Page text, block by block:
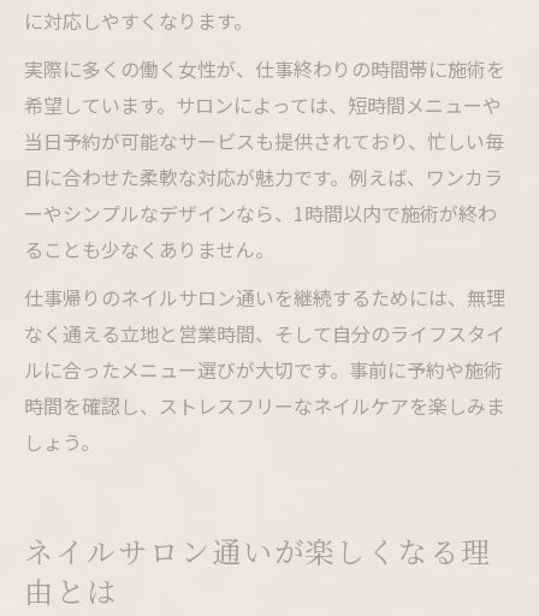
に対応しやすくなります。
実際に多くの働く女性が、仕事終わりの時間帯に施術を
希望しています。サロンによっては、短時間メニューや
当日予約が可能なサービスも提供されており、忙しい毎
日に合わせた柔軟な対応が魅力です。例えば、ワンカラ
ーやシンプルなデザインなら、1時間以内で施術が終わ
ることも少なくありません。
仕事帰りのネイルサロン通いを継続するためには、無理
なく通える立地と営業時間、そして自分のライフスタイ
ルに合ったメニュー選びが大切です。事前に予約や施術
時間を確認し、ストレスフリーなネイルケアを楽しみま
しょう。
ネイルサロン通いが楽しくなる理
由とは